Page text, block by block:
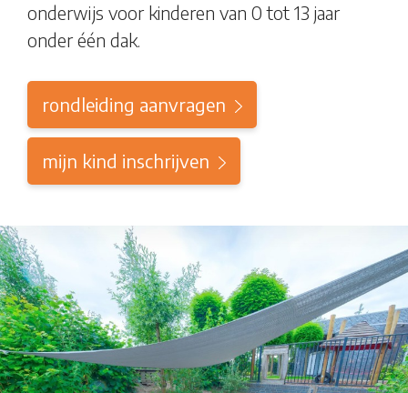
onderwijs voor kinderen van 0 tot 13 jaar
onder één dak.
rondleiding aanvragen
mijn kind inschrijven